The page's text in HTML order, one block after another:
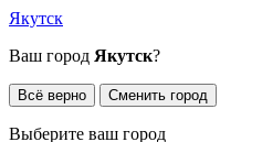
Якутск
Ваш город Якутск?
Всё верно Сменить город
Выберите ваш город